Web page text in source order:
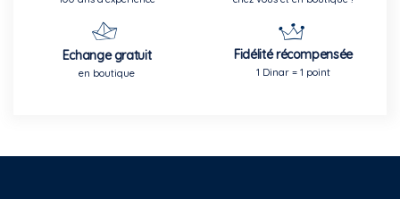
Echange gratuit
en boutique
Fidélité récompensée
1 Dinar = 1 point